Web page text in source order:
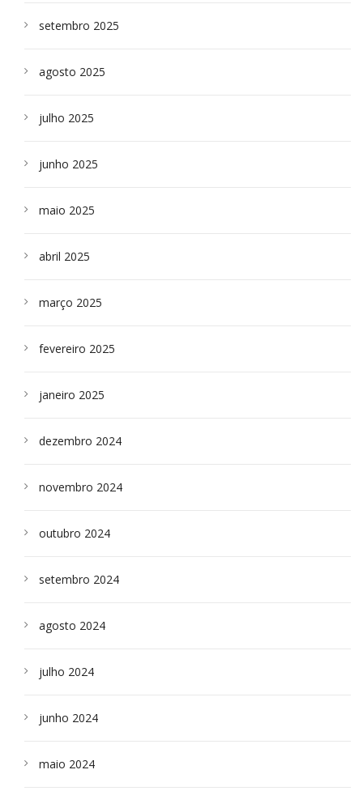
setembro 2025
agosto 2025
julho 2025
junho 2025
maio 2025
abril 2025
março 2025
fevereiro 2025
janeiro 2025
dezembro 2024
novembro 2024
outubro 2024
setembro 2024
agosto 2024
julho 2024
junho 2024
maio 2024